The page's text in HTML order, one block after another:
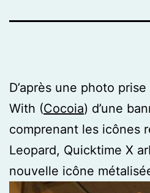
D’après une photo
With (Cocoia) d’une
comprenant les icônes
Leopard, Quicktime X
nouvelle icône